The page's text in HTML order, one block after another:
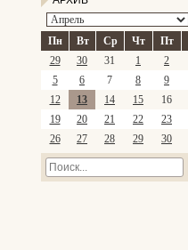
Пн Вт Ср Чт Пт
29
30 31 1 2
5
6 7 8 9
12
13 14 15 16
19
20 21 22 23
26
27 28 29 30